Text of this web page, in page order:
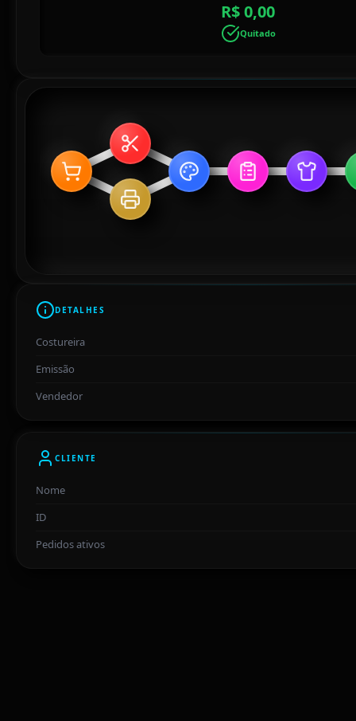
R$ 0,00
Quitado
DETALHES
Costureira
Emissão
Vendedor
CLIENTE
Nome
ID
Pedidos ativos